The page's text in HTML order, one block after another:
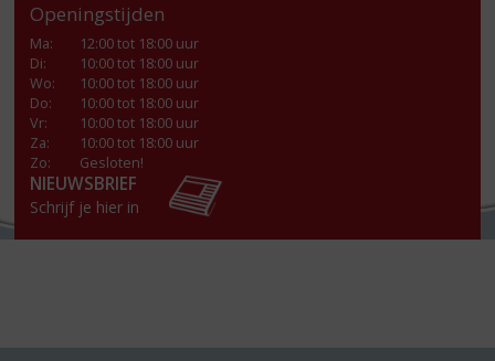
Openingstijden
Ma:
12:00 tot 18:00 uur
Di:
10:00 tot 18:00 uur
Wo:
10:00 tot 18:00 uur
Do:
10:00 tot 18:00 uur
Vr:
10:00 tot 18:00 uur
Za:
10:00 tot 18:00 uur
Zo:
Gesloten!
NIEUWSBRIEF
Schrijf je hier in